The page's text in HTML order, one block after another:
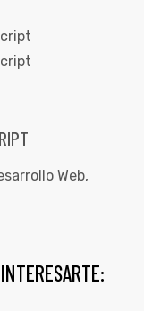
Web,